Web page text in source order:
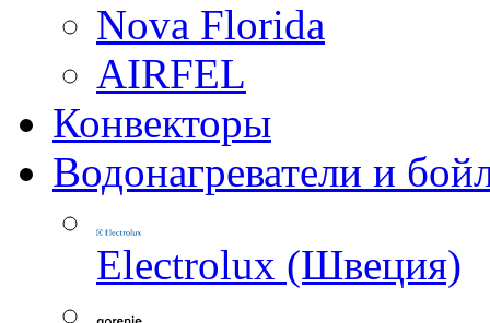
Nova Florida
AIRFEL
Конвекторы
Водонагреватели и
Electrolux (Швеция)